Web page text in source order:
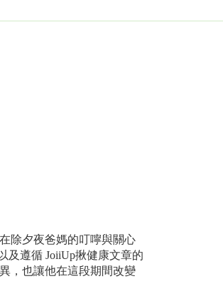
除夕夜爸媽的叮嚀與關心
及遵循 JoiiUp揪健康文章的
，也讓他在這段期間改變